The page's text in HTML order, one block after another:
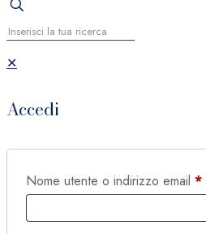
✕
Accedi
Nome utente o indirizzo email *